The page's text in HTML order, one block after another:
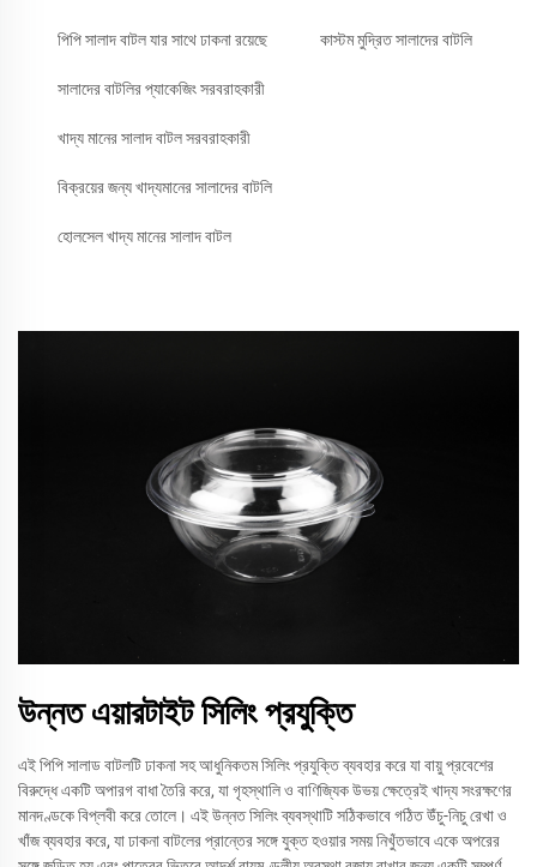
পিপি সালাদ বাটল যার সাথে ঢাকনা রয়েছে কাস্টম মুদ্রিত সালাদের বাটলি
সালাদের বাটলির প্যাকেজিং সরবরাহকারী
খাদ্য মানের সালাদ বাটল সরবরাহকারী
বিক্রয়ের জন্য খাদ্যমানের সালাদের বাটলি
হোলসেল খাদ্য মানের সালাদ বাটল
উন্নত এয়ারটাইট সিলিং প্রযুক্তি
এই পিপি সালাড বাটলটি ঢাকনা সহ আধুনিকতম সিলিং প্রযুক্তি ব্যবহার করে যা বায়ু প্রবেশের
বিরুদ্ধে একটি অপারগ বাধা তৈরি করে, যা গৃহস্থালি ও বাণিজ্যিক উভয় ক্ষেত্রেই খাদ্য সংরক্ষণের
মানদণ্ডকে বিপ্লবী করে তোলে। এই উন্নত সিলিং ব্যবস্থাটি সঠিকভাবে গঠিত উঁচু-নিচু রেখা ও
খাঁজ ব্যবহার করে, যা ঢাকনা বাটলের প্রান্তের সঙ্গে যুক্ত হওয়ার সময় নিখুঁতভাবে একে অপরের